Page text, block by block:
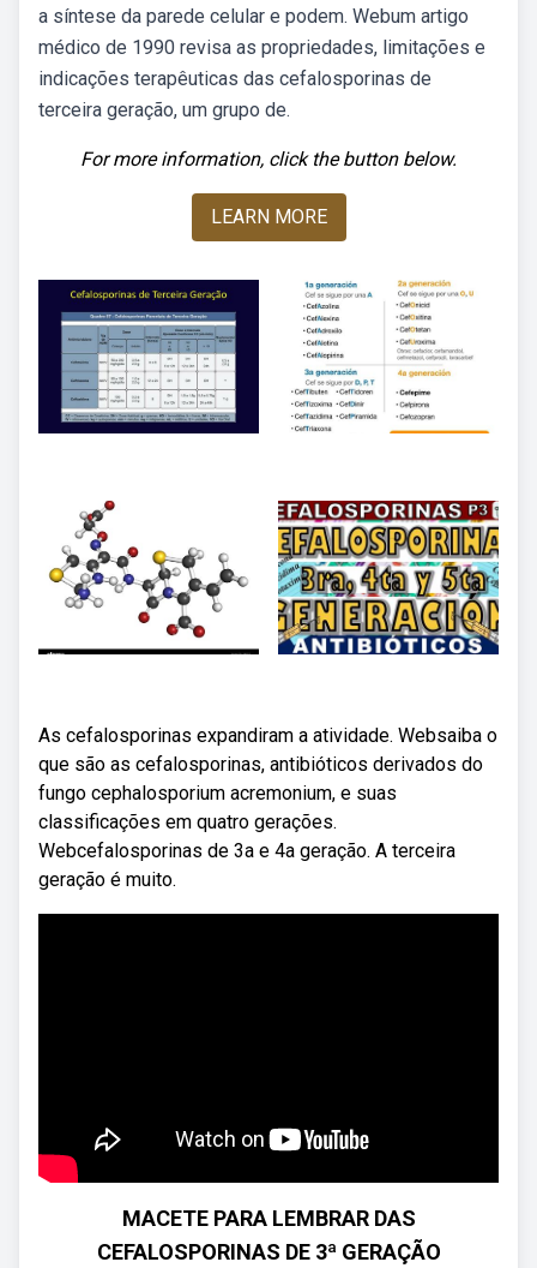
a síntese da parede celular e podem. Webum artigo
médico de 1990 revisa as propriedades, limitações e
indicações terapêuticas das cefalosporinas de
terceira geração, um grupo de.
For more information, click the button below.
LEARN MORE
As cefalosporinas expandiram a atividade. Websaiba o
que são as cefalosporinas, antibióticos derivados do
fungo cephalosporium acremonium, e suas
classificações em quatro gerações.
Webcefalosporinas de 3a e 4a geração. A terceira
geração é muito.
MACETE PARA LEMBRAR DAS
CEFALOSPORINAS DE 3ª GERAÇÃO